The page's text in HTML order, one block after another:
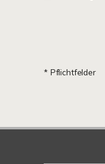
* Pflichtfelder